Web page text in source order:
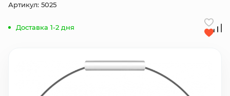
бренды
В корзину
Артикул: 5025
Доставка 1-2 дня